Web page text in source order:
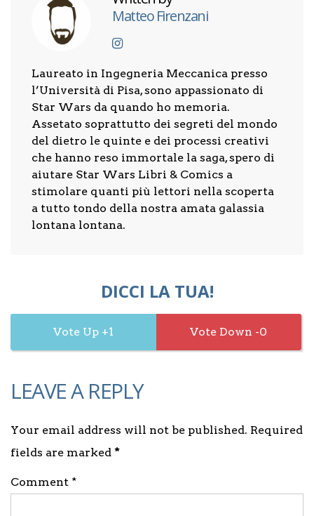
Matteo Firenzani
Laureato in Ingegneria Meccanica presso
l’Università di Pisa, sono appassionato di
Star Wars da quando ho memoria.
Assetato soprattutto dei segreti del mondo
del dietro le quinte e dei processi creativi
che hanno reso immortale la saga, spero di
aiutare Star Wars Libri & Comics a
stimolare quanti più lettori nella scoperta
a tutto tondo della nostra amata galassia
lontana lontana.
DICCI LA TUA!
1 0
LEAVE A REPLY
Your email address will not be published. Required
fields are marked *
Comment *